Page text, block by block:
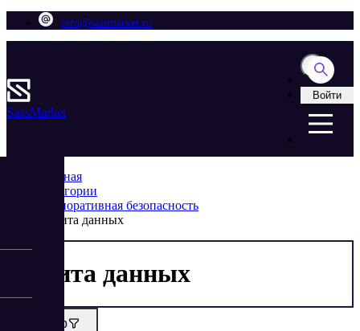
info@saasmarket.ru
SaasMarket
Войти
Главная
Категории
Корпоративная безопасность
Защита данных
Защита данных
Фильтр